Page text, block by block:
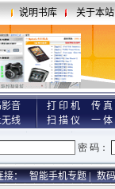
说明书库 关于本站
音
线
打 印 机 传 真
扫 描 仪
一 体
接： 智能手机专题 | 数